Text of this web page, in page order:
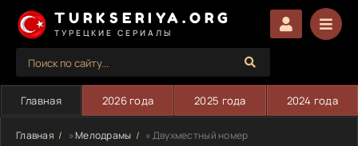
TURKSERIYA.ORG
ТУРЕЦКИЕ СЕРИАЛЫ
Главная 2026 года 2025 года 2024 года
Главная »Мелодрамы » Двухместный номер